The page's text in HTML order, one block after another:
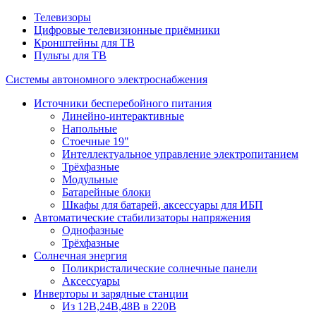
Телевизоры
Цифровые телевизионные приёмники
Кронштейны для ТВ
Пульты для ТВ
Системы автономного электроснабжения
Источники бесперебойного питания
Линейно-интерактивные
Напольные
Стоечные 19"
Интеллектуальное управление электропитанием
Трёхфазные
Модульные
Батарейные блоки
Шкафы для батарей, аксессуары для ИБП
Автоматические стабилизаторы напряжения
Однофазные
Трёхфазные
Солнечная энергия
Поликристалические солнечные панели
Аксессуары
Инверторы и зарядные станции
Из 12В,24В,48В в 220В